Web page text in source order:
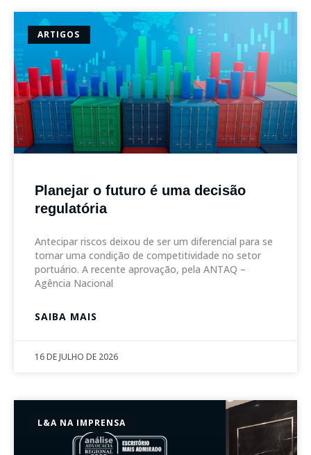
ARTIGOS
Planejar o futuro é uma decisão
regulatória
Antecipar riscos deixou de ser um diferencial para se
tornar uma condição de competitividade no setor
portuário. A recente aprovação, pela ANTAQ –
Agência Nacional
SAIBA MAIS
16 DE JULHO DE 2026
L&A NA IMPRENSA